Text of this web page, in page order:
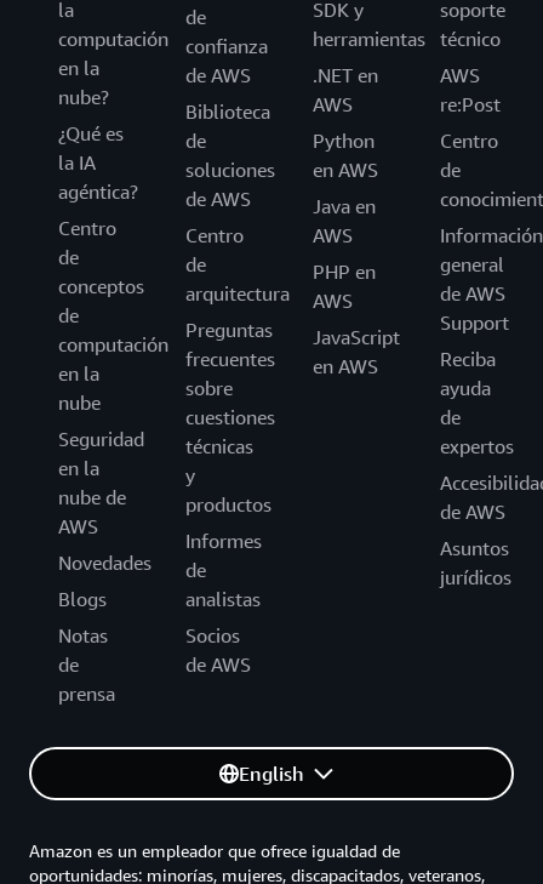
la
computación
en la
nube?
¿Qué es
la IA
agéntica?
Centro
de
conceptos
de
computación
en la
nube
Seguridad
en la
nube de
AWS
Novedades
Blogs
Notas
de
prensa
de
confianza
de AWS
Biblioteca
de
soluciones
de AWS
Centro
de
arquitectura
Preguntas
frecuentes
sobre
cuestiones
técnicas
y
productos
Informes
de
analistas
Socios
de AWS
SDK y
herramientas
.NET en
AWS
Python
en AWS
Java en
AWS
PHP en
AWS
JavaScript
en AWS
soporte
técnico
AWS
re:Post
Centro
de
Información
general
de AWS
Support
Reciba
ayuda
de
expertos
de AWS
Asuntos
jurídicos
English
Amazon es un empleador que ofrece igualdad de
oportunidades: minorías, mujeres, discapacitados, veteranos,